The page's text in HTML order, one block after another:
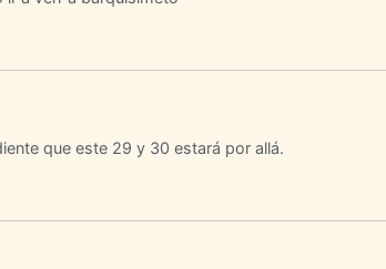
que este 29 y 30 estará por allá.